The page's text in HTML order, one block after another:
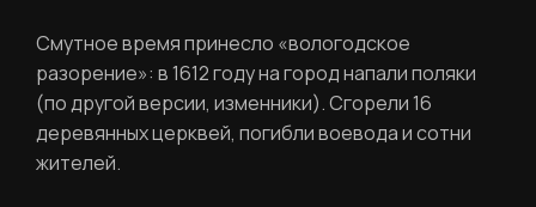
Смутное время принесло «вологодское
разорение»: в 1612 году на город напали поляки
(по другой версии, изменники). Сгорели 16
деревянных церквей, погибли воевода и сотни
жителей.